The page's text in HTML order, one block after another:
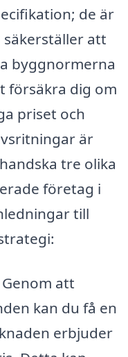
de är
säkerställer att
byggnormerna
försäkra dig om
priset och
är
tre olika
företag i
till
Genom att
kan du få en
erbjuder